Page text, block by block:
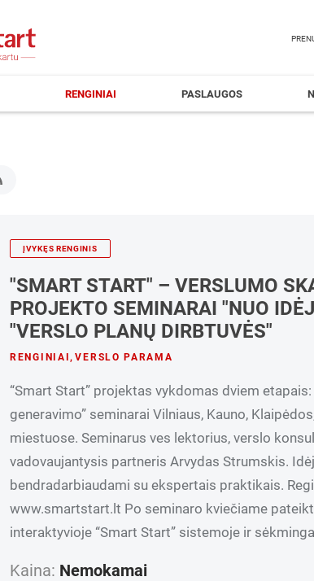
RENGINIAI PASLAUGOS
ĮVYKĘS RENGINIS
"SMART START" – VERSLUMO
PROJEKTO SEMINARAI "NUO
"VERSLO PLANŲ DIRBTUVĖS"
RENGINIAI,VERSLO PARAMA
“Smart Start” projektas vykdomas dviem
generavimo” seminarai Vilniaus, Kauno,
miestuose. Seminarus ves lektorius, verslo
vadovaujantysis partneris Arvydas Strumskis.
bendradarbiaudami su ekspertais praktikais.
www.smartstart.lt Po seminaro kviečiame
interaktyvioje “Smart Start” sistemoje ir
Kaina: Nemokamai